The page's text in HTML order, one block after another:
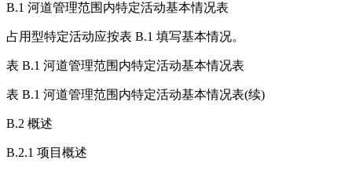
B.1 河道管理范围内特定活动基本情况表
占用型特定活动应按表 B.1 填写基本情况。
表 B.1 河道管理范围内特定活动基本情况表
表 B.1 河道管理范围内特定活动基本情况表(续)
B.2 概述
B.2.1 项目概述